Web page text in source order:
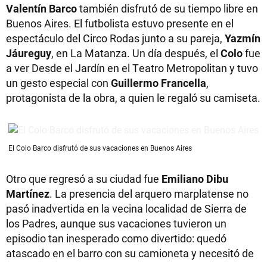
Valentín Barcotambién disfrutó de su tiempo libre en
Buenos Aires. El futbolista estuvo presente en el
espectáculo del Circo Rodas junto a su pareja, Yazmín
Jáureguy, en La Matanza. Un día después, el Colofue
a ver Desde el Jardín en el Teatro Metropolitan y tuvo
un gesto especial con Guillermo Francella,
protagonista de la obra, a quien le regaló su camiseta.
El Colo Barco disfrutó de sus vacaciones en Buenos Aires
Otro que regresó a su ciudad fue Emiliano Dibu
Martínez. La presencia del arquero marplatense no
pasó inadvertida en la vecina localidad de Sierra de
los Padres, aunque sus vacaciones tuvieron un
episodio tan inesperado como divertido: quedó
atascado en el barro con su camioneta y necesitó de